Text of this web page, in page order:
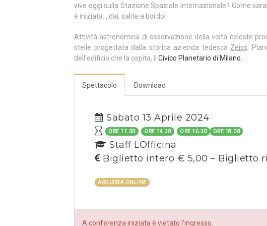
vive oggi sulla Stazione Spaziale Internazionale? Come
è iniziata… dai, salite a bordo!
Attività astronomica di osservazione della volta celeste
stelle progettata dalla storica azienda tedesca Zeiss .
dell’edificio che la ospita, il Civico Planetario di Milano.
Spettacolo Download
Sabato 13 Aprile 2024
ORE 11.00 ORE 14.30 ORE 16.30 ORE 18.00
Staff LOfficina
Biglietto intero € 5,00 – Biglietto
ACQUISTA ONLINE
A conferenza iniziata è vietato l’ingresso.